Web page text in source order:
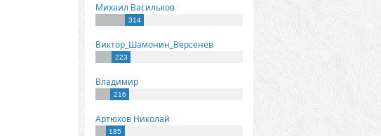
Михаил Васильков
314
Виктор_Шамонин_Версенев
223
Владимир
216
Артюхов Николай
185